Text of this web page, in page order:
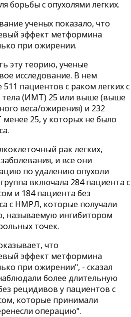
борьбы с опухолями легких.
ученых показало, что
эффект метформина
при ожирении.
эту теорию, ученые
исследование. В нем
511 пациентов с раком легких с
тела (ИМТ) 25 или выше (выше
веса/ожирения) и 232
25, у которых не было
рак легких,
и все они
по удалению опухоли
включала 284 пациента с
и 184 пациента без
с НМРЛ, которые получали
называемую ингибитором
точек.
что
эффект метформина
при ожирении", - сказал
более длительную
рецидивов у пациентов с
которые принимали
операцию".